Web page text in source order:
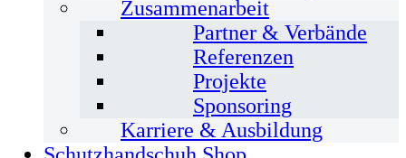
Zusammenarbeit
Partner & Verbände
Referenzen
Projekte
Sponsoring
Karriere & Ausbildung